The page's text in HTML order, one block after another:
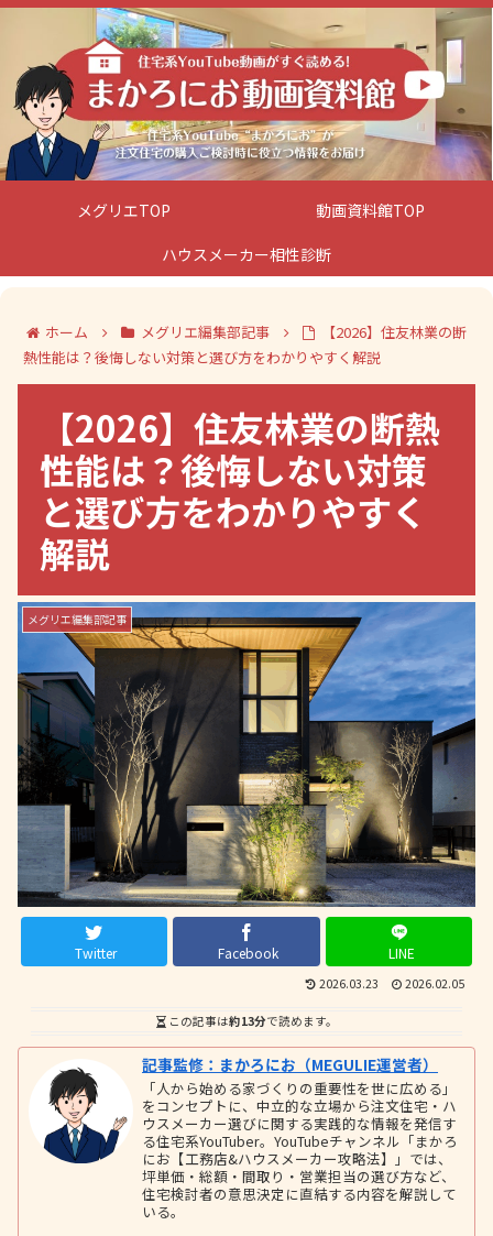
メグリエTOP
動画資料館TOP
ハウスメーカー相性診断
ホーム メグリエ編集部記事
【2026】住友林業の断
熱性能は？後悔しない対策と選び方をわかりやすく解説
【2026】住友林業の断熱
性能は？後悔しない対策
と選び方をわかりやすく
解説
メグリエ編集部記事
Twitter Facebook LINE
2026.03.23 2026.02.05
この記事は約13分で読めます。
記事監修：まかろにお（MEGULIE運営者）
「人から始める家づくりの重要性を世に広める」
をコンセプトに、中立的な立場から注文住宅・ハ
ウスメーカー選びに関する実践的な情報を発信す
る住宅系YouTuber。YouTubeチャンネル「まかろ
にお【工務店&ハウスメーカー攻略法】」では、
坪単価・総額・間取り・営業担当の選び方など、
住宅検討者の意思決定に直結する内容を解説して
いる。